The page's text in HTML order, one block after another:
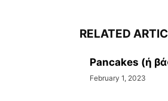
RELATED
Pancakes (ή
February 1, 2023